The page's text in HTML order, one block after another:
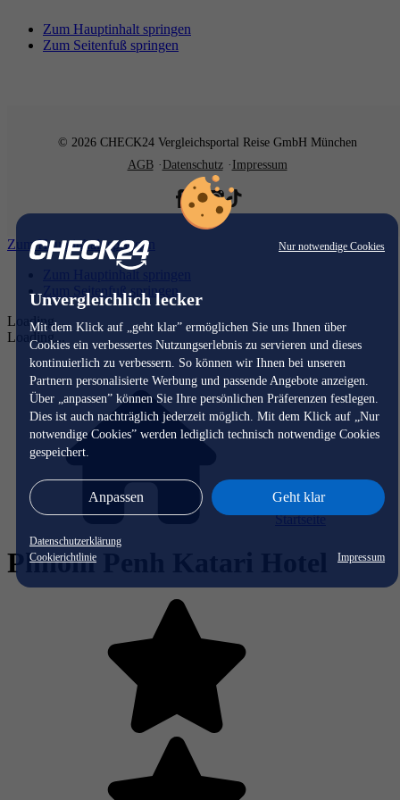
Nur notwendige Cookies
Unvergleichlich lecker
Mit dem Klick auf „geht klar” ermöglichen Sie uns Ihnen über
Cookies ein verbessertes Nutzungserlebnis zu servieren und dieses
kontinuierlich zu verbessern. So können wir Ihnen bei unseren
Partnern personalisierte Werbung und passende Angebote anzeigen.
Über „anpassen” können Sie Ihre persönlichen Präferenzen festlegen.
Dies ist auch nachträglich jederzeit möglich. Mit dem Klick auf „Nur
notwendige Cookies” werden lediglich technisch notwendige Cookies
gespeichert.
Anpassen Geht klar
Datenschutzerklärung
Cookierichtlinie
Impressum
Zum Hauptinhalt springen
Zum Seitenfuß springen
© 2026 CHECK24 Vergleichsportal Reise GmbH München
AGB
Datenschutz Impressum
Zum Hauptinhalt springen
Zum Hauptinhalt springen
Zum Seitenfuß springen
Loading...
Loading...
Startseite
Phnom Penh Katari Hotel